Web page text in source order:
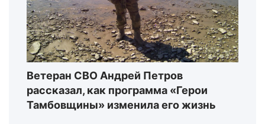
Ветеран СВО Андрей Петров
рассказал, как программа «Герои
Тамбовщины» изменила его жизнь